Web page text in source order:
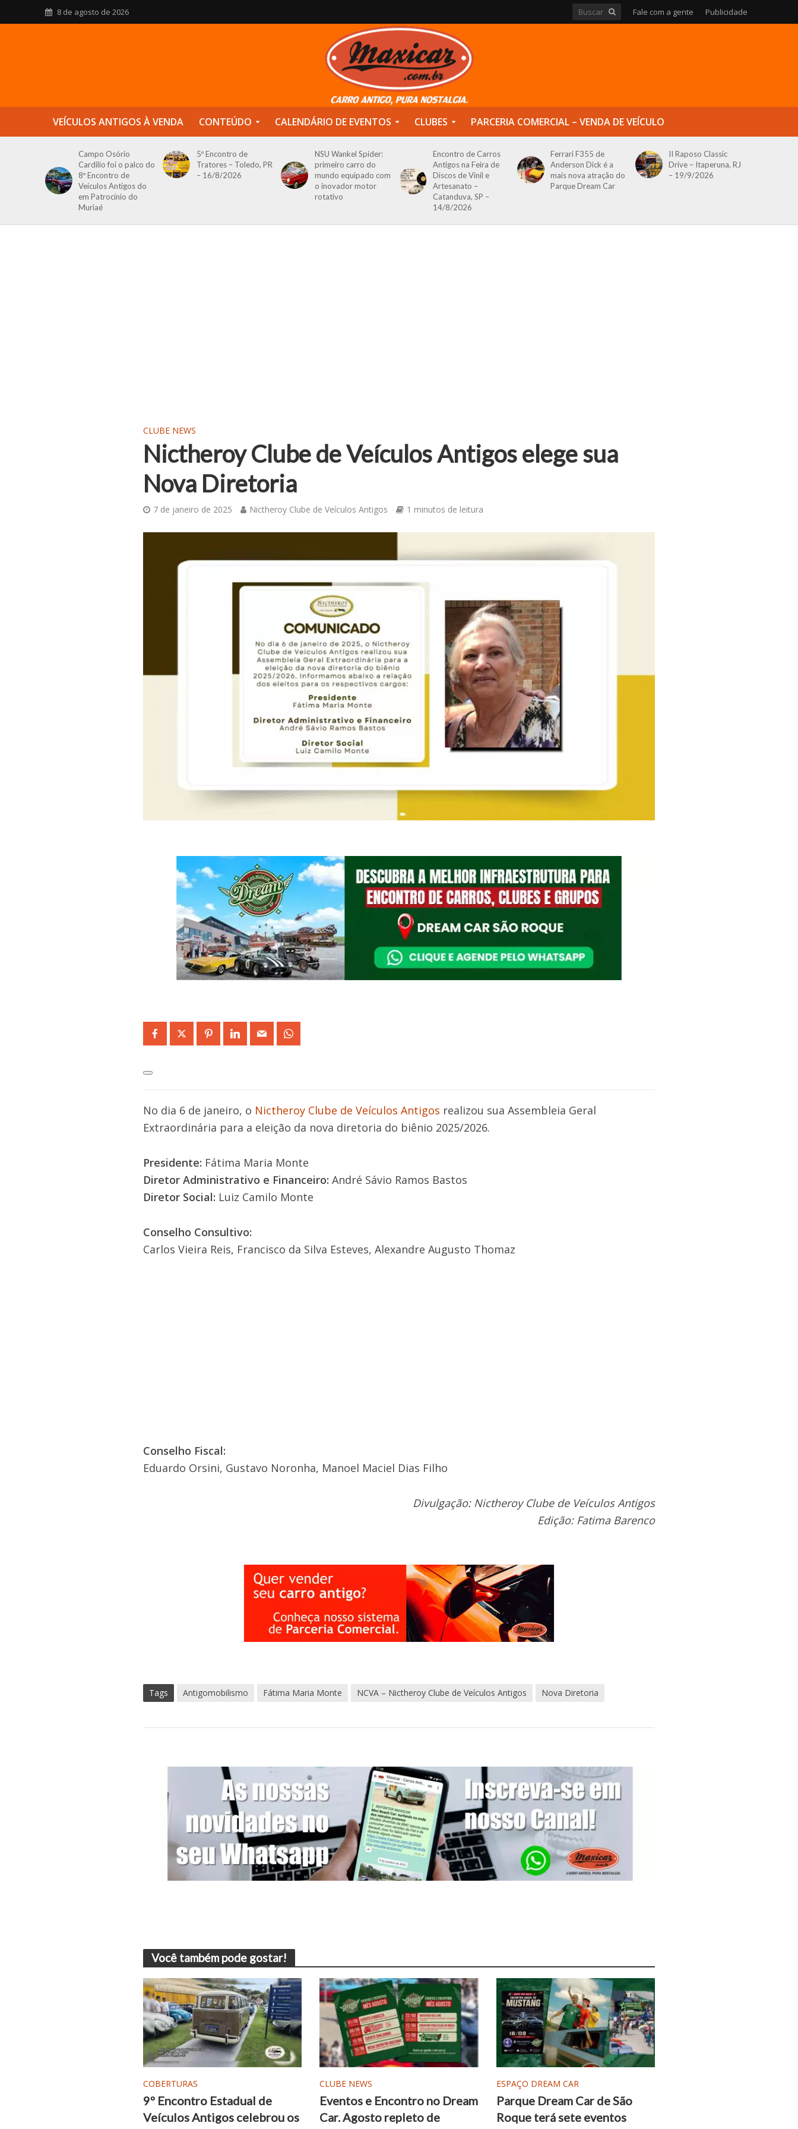
8 de agosto de 2026 Fale com a gente Publicidade
VEÍCULOS ANTIGOS À VENDA CONTEÚDO CALENDÁRIO DE EVENTOS CLUBES PARCERIA COMERCIAL – VENDA DE VEÍCULO
Campo Osório
Cardilio foi o palco do
8º Encontro de
Veículos Antigos do
em Patrocínio do
Muriaé
5º Encontro de
Tratores – Toledo, PR
– 16/8/2026
NSU Wankel Spider:
primeiro carro do
mundo equipado com
o inovador motor
rotativo
Encontro de Carros
Antigos na Feira de
Discos de Vinil e
Artesanato –
Catanduva, SP –
14/8/2026
Ferrari F355 de
Anderson Dick é a
mais nova atração do
Parque Dream Car
II Raposo Classic
Drive – Itaperuna, RJ
– 19/9/2026
CLUBE NEWS
Nictheroy Clube de Veículos Antigos elege sua
Nova Diretoria
7 de janeiro de 2025 Nictheroy Clube de Veículos Antigos 1 minutos de leitura
No dia 6 de janeiro, o Nictheroy Clube de Veículos Antigos realizou sua Assembleia Geral
Extraordinária para a eleição da nova diretoria do biênio 2025/2026.
Presidente: Fátima Maria Monte
Diretor Administrativo e Financeiro: André Sávio Ramos Bastos
Diretor Social: Luiz Camilo Monte
Conselho Consultivo:
Carlos Vieira Reis, Francisco da Silva Esteves, Alexandre Augusto Thomaz
Conselho Fiscal:
Eduardo Orsini, Gustavo Noronha, Manoel Maciel Dias Filho
Divulgação: Nictheroy Clube de Veículos Antigos
Edição: Fatima Barenco
Tags Antigomobilismo Fátima Maria Monte NCVA – Nictheroy Clube de Veículos Antigos Nova Diretoria
Você também pode gostar!
COBERTURAS
9º Encontro Estadual de
Veículos Antigos celebrou os
CLUBE NEWS
Eventos e Encontro no Dream
Car. Agosto repleto de
ESPAÇO DREAM CAR
Parque Dream Car de São
Roque terá sete eventos